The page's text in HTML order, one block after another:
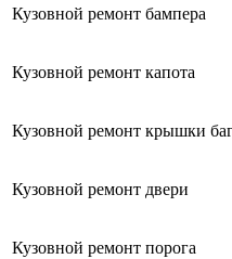
Кузовной ремонт бампера
Кузовной ремонт капота
Кузовной ремонт крышки
Кузовной ремонт двери
Кузовной ремонт порога